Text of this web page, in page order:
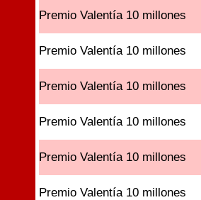
Premio Valentía 10 millones
Premio Valentía 10 millones
Premio Valentía 10 millones
Premio Valentía 10 millones
Premio Valentía 10 millones
Premio Valentía 10 millones